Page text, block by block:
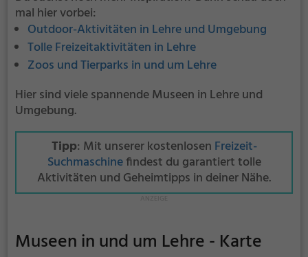
mal hier vorbei:
Outdoor-Aktivitäten in Lehre und Umgebung
Tolle Freizeitaktivitäten in Lehre
Zoos und Tierparks in und um Lehre
Hier sind viele spannende Museen in Lehre und
Umgebung.
Tipp: Mit unserer kostenlosen Freizeit-
Suchmaschinefindest du garantiert tolle
Aktivitäten und Geheimtipps in deiner Nähe.
Museen in und um Lehre - Karte